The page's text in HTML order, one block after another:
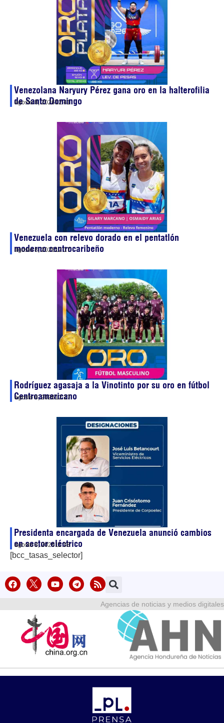
Venezolana Naryury Pérez gana oro en la halterofilia
de Santo Domingo
agosto 8, 202612:41
Venezuela con relevo dorado en el pentatlón
moderno centrocaribeño
agosto 8, 202612:17
Rodríguez agasaja a la Vinotinto por su oro en fútbol
Centroamericano
agosto 8, 202612:17
Presidenta encargada de Venezuela anunció cambios
en sector eléctrico
agosto 8, 202611:38
[bcc_tasas_selector]
Agencias de noticias y medios digitales